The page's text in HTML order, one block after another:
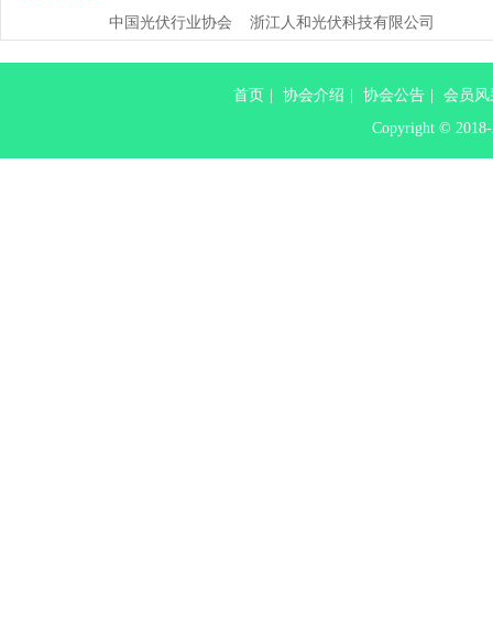
中国光伏行业协会
浙江人和光伏科技有限公司
首页 协会介绍 协会公告
会员风
Copyright ©